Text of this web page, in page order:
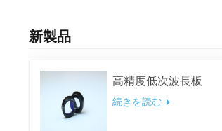
新製品
高精度低次波長板
続きを読む